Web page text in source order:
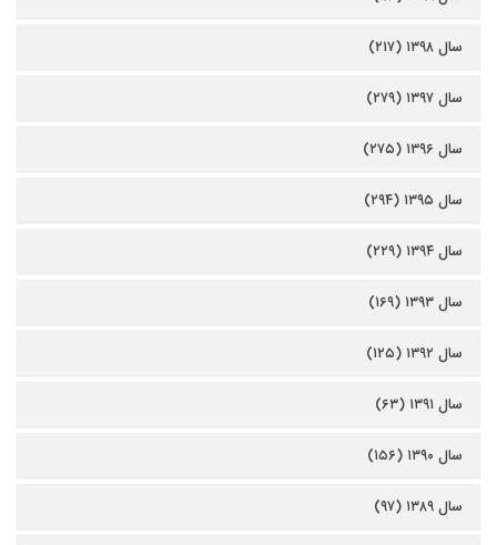
سال ۱۳۹۸ (۲۱۷)
سال ۱۳۹۷ (۲۷۹)
سال ۱۳۹۶ (۲۷۵)
سال ۱۳۹۵ (۲۹۴)
سال ۱۳۹۴ (۲۲۹)
سال ۱۳۹۳ (۱۶۹)
سال ۱۳۹۲ (۱۲۵)
سال ۱۳۹۱ (۶۳)
سال ۱۳۹۰ (۱۵۶)
سال ۱۳۸۹ (۹۷)